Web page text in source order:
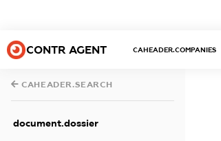
CONTR AGENT CAHEADER.COMPANIES
CAHEADER.SEARCH
document.dossier